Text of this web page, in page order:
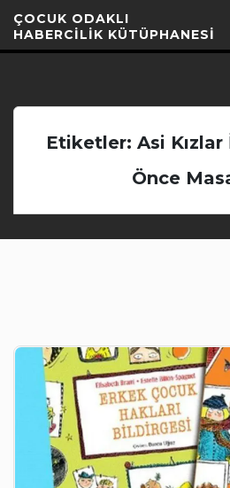
Geç
ÇOCUK ODAKLI
HABERCİLİK KÜTÜPHANESİ
Etiketler: Asi
Önce